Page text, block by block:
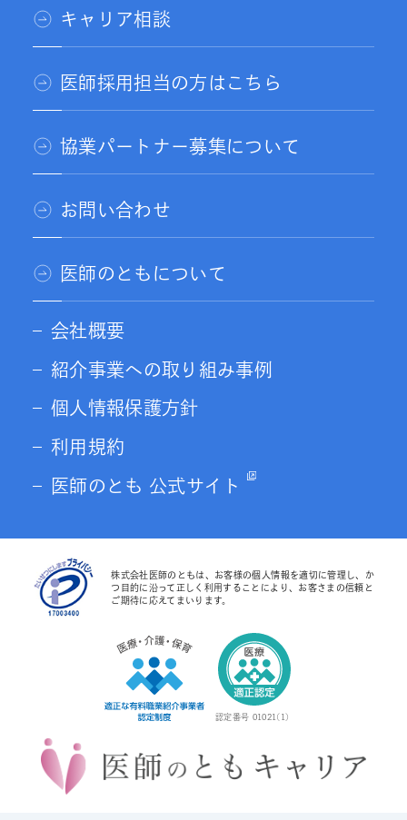
キャリア相談
医師採用担当の方はこちら
協業パートナー募集について
お問い合わせ
医師のともについて
会社概要
紹介事業への取り組み事例
個人情報保護方針
利用規約
医師のとも 公式サイト
認定番号 01021(1)
株式会社医師のともは、お客様の個人情報を適切に管理し、か
つ目的に沿って正しく利用することにより、お客さまの信頼と
ご期待に応えてまいります。